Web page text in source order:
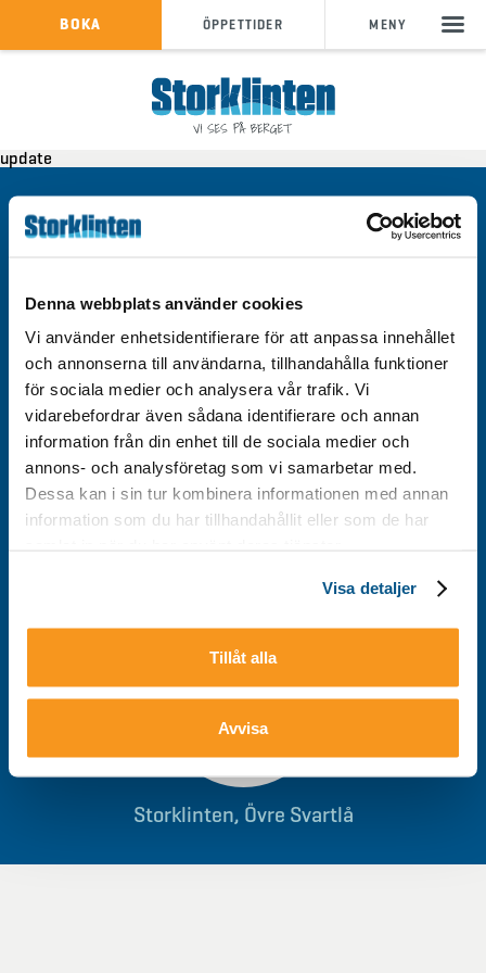
Denna webbplats använder cookies
Vi använder enhetsidentifierare för att anpassa innehållet
och annonserna till användarna, tillhandahålla funktioner
för sociala medier och analysera vår trafik. Vi
vidarebefordrar även sådana identifierare och annan
information från din enhet till de sociala medier och
annons- och analysföretag som vi samarbetar med.
Dessa kan i sin tur kombinera informationen med annan
information som du har tillhandahållit eller som de har
Visa detaljer
Tillåt alla
Avvisa
KÖP SKIPASS
info@storklinten.se
•
Telefonbokning : 0928-40 000
ÖPPETTIDER
BOKA MENY
update
Tillgänglighet
Välkommen till Storklinten - Vi ses på berget!
0928-40 000 /info@storklinten.se
Storklinten, Övre Svartlå